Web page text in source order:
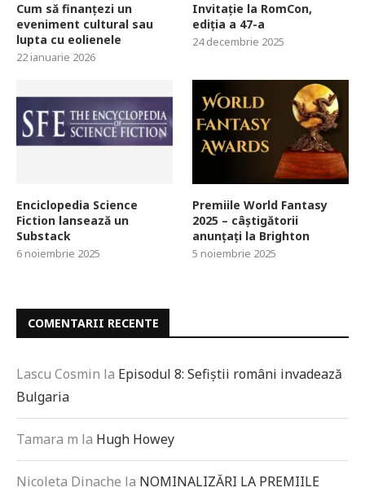
Cum să finanțezi un
eveniment cultural sau
lupta cu eolienele
22 ianuarie 2026
Invitație la RomCon,
ediția a 47-a
24 decembrie 2025
Enciclopedia Science
Fiction lansează un
Substack
6 noiembrie 2025
Premiile World Fantasy
2025 – câștigătorii
anunțați la Brighton
5 noiembrie 2025
COMENTARII RECENTE
Lascu Cosmin la Episodul 8: Sefiștii români invadează
Bulgaria
Tamara m la Hugh Howey
Nicoleta Dinache la NOMINALIZĂRI LA PREMIILE